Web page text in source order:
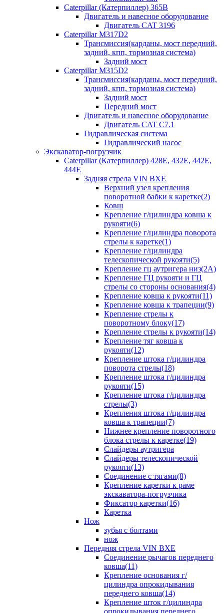
Caterpillar (Катерпиллер) 365B
Двигатель и навесное оборудование
Двигатель CAT 3196
Caterpillar M317D2
Трансмиссия(карданы, мост передний,
задний, кпп, тормозная система)
Задний мост
Caterpillar M315D2
Трансмиссия(карданы, мост передний,
задний, кпп, тормозная система)
Задний мост
Передний мост
Двигатель и навесное оборудование
Двигатель CAT C7.1
Гидравлическая система
Гидравлический насос
Экскаватор-погрузчик
Caterpillar (Катерпиллер) 428E, 432E, 442E,
444E
Задняя стрела VIN BXE
Верхний узел крепления
поворотной бабки к каретке(2)
Ковш
Крепление г/цилиндра ковша к
рукояти(6)
Крепление г/цилиндра поворота
стрелы к каретке(1)
Крепление г/цилиндра
телескопической рукояти(5)
Крепление гц аутригера низ(2А)
Крепление ГЦ рукояти и ГЦ
стрелы со стороны основания(4)
Крепление ковша к рукояти(11)
Крепление ковша к трапеции(9)
Крепление стрелы к
поворотному блоку(17)
Крепление стрелы к рукояти(14)
Крепление тяг ковша к
рукояти(12)
Крепление штока г/цилиндра
поворота стрелы(18)
Крепление штока г/цилиндра
рукояти(15)
Крепление штока г/цилиндра
стрелы(3)
Крепления штока г/цилиндра
ковша к трапеции(7)
Нижнее крепление поворотного
блока стрелы к каретке(19)
Слайдеры аутригера
Слайдеры телескопической
рукояти(13)
Соединение с тягами(8)
Крепление каретки к раме
экскаватора-погрузчика
Фиксатор каретки(16)
Каретка
Нож
зубья с болтами
нож
Передняя стрела VIN BXE
Cоединение рычагов переднего
ковша(11)
Крепление основания г/
цилиндра опрокидывания
переднего ковша(14)
Крепление шток г/цилиндра
опрокидывания переднего